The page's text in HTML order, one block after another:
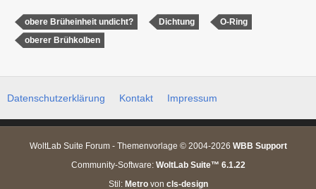
obere Brüheinheit undicht? Dichtung
O-Ring
oberer Brühkolben
Datenschutzerklärung Kontakt Impressum
WoltLab Suite Forum - Themenvorlage © 2004-2026 WBB Support
Community-Software: WoltLab Suite™ 6.1.22
Stil: Metrovon cls-design